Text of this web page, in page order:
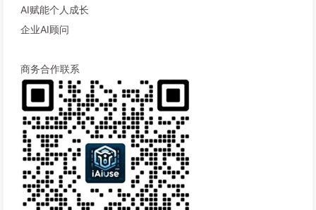
AI赋能个人成长
企业AI顾问
商务合作联系